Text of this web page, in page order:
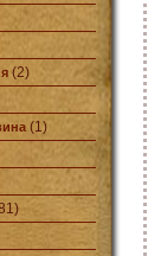
(2)
(1)